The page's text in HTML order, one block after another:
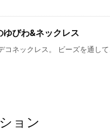
ゆびわ&ネックレス
コネックレス。 ビーズを通し
ョン